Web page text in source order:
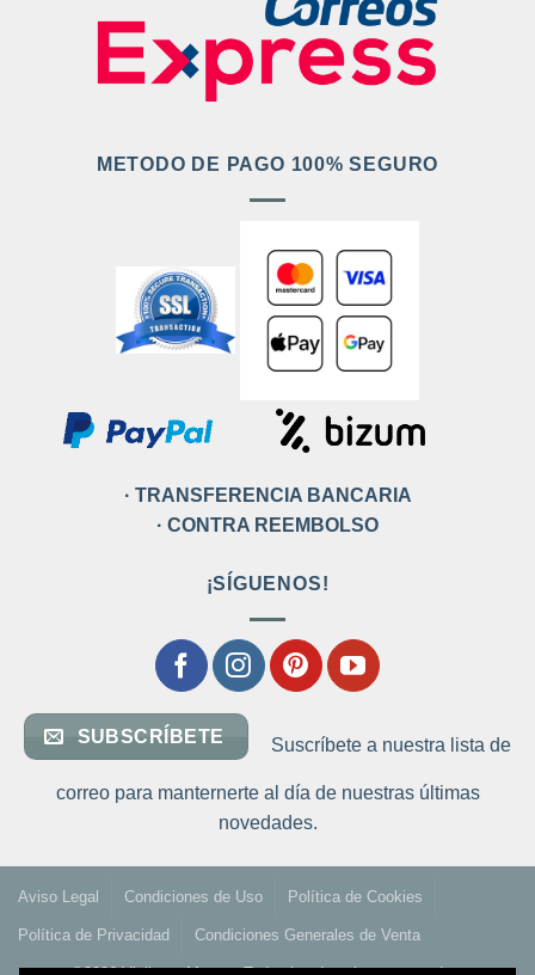
METODO DE PAGO 100% SEGURO
· TRANSFERENCIA BANCARIA
· CONTRA REEMBOLSO
¡SÍGUENOS!
SUBSCRÍBETE Suscríbete a nuestra lista de
correo para manternerte al día de nuestras últimas
novedades.
Aviso Legal Condiciones de Uso Política de Cookies
Política de Privacidad Condiciones Generales de Venta